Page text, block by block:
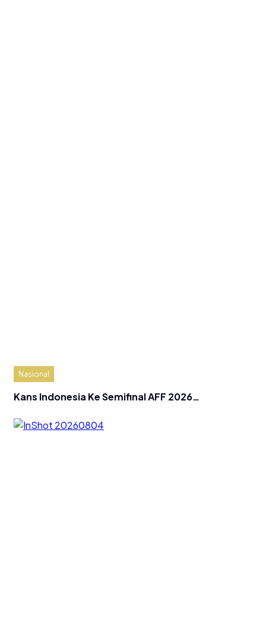
Nasional
Kans Indonesia Ke Semifinal AFF 2026…